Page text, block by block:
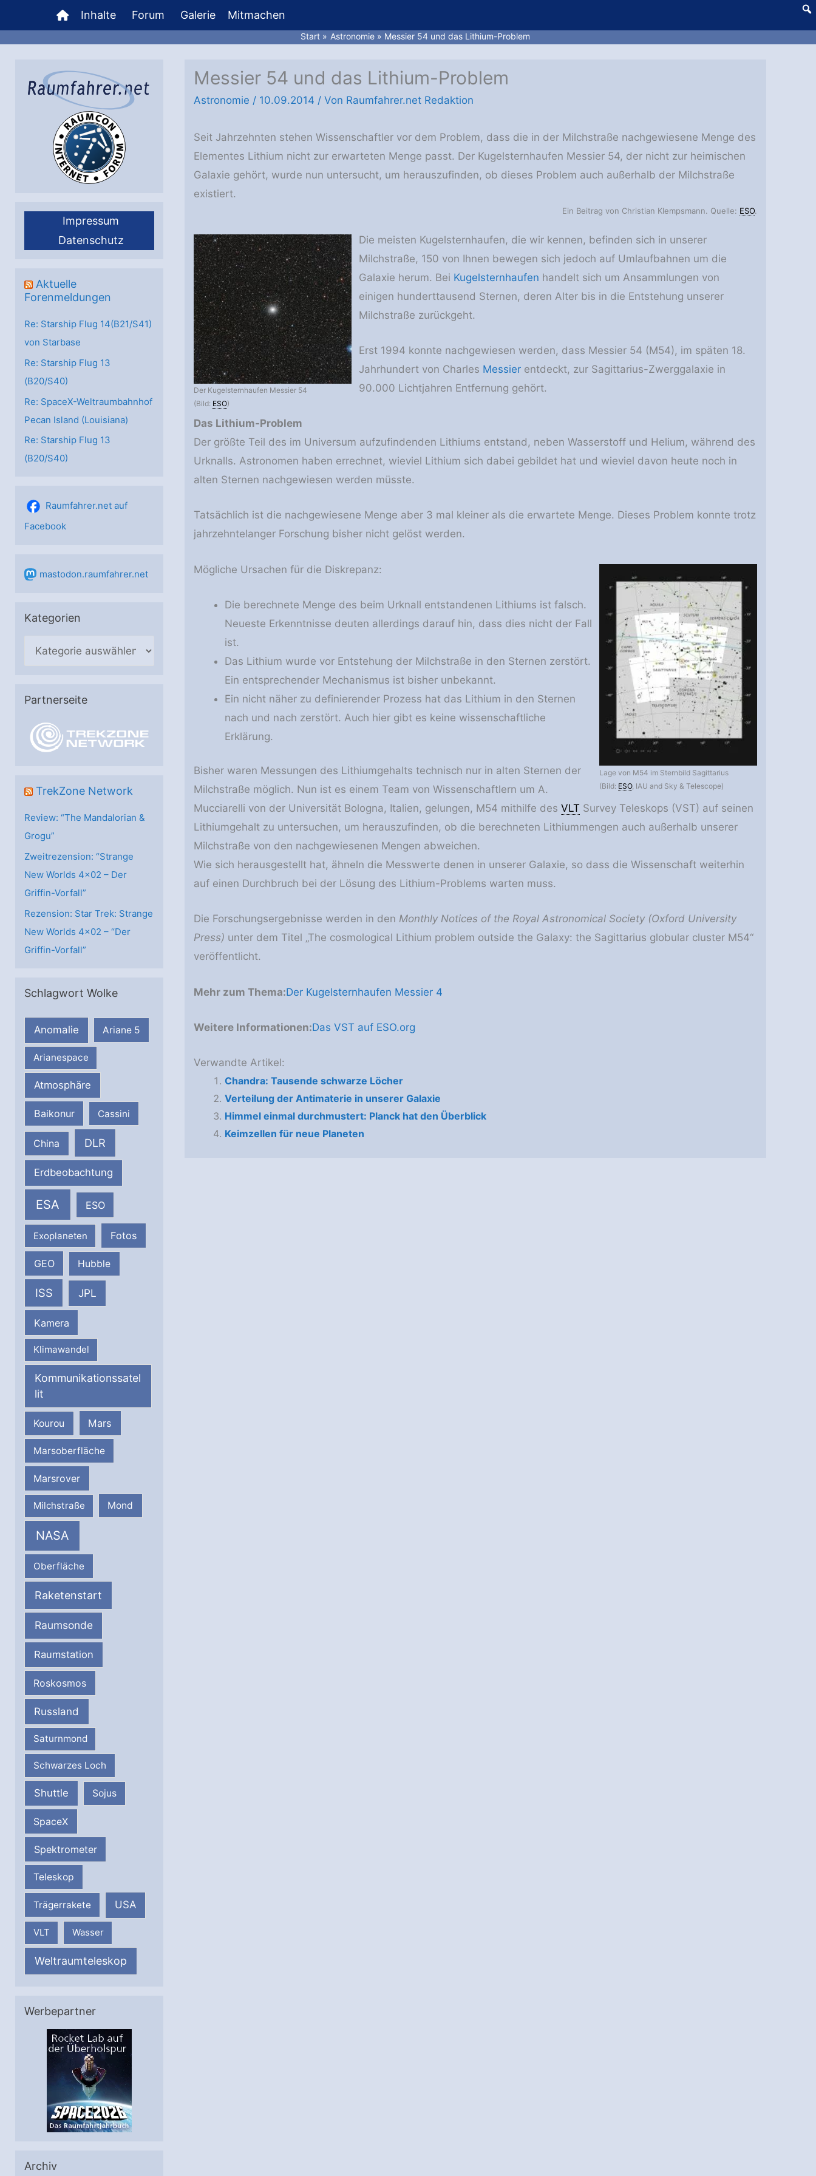
Inhalt
springen
Inhalte Forum Galerie Mitmachen
Start Astronomie Messier 54 und das Lithium-Problem
Impressum
Datenschutz
Aktuelle
Forenmeldungen
Re: Starship Flug 14(B21/S41)
von Starbase
Re: Starship Flug 13
(B20/S40)
Re: SpaceX-Weltraumbahnhof
Pecan Island (Louisiana)
Re: Starship Flug 13
(B20/S40)
Raumfahrer.net auf
Facebook
mastodon.raumfahrer.net
Kategorien
e
e
Partnerseite
TrekZone Network
Review: “The Mandalorian &
Grogu”
Zweitrezension: “Strange
New Worlds 4×02 – Der
Griffin-Vorfall”
Rezension: Star Trek: Strange
New Worlds 4×02 – “Der
Griffin-Vorfall”
Schlagwort Wolke
Anomalie Ariane 5
Arianespace
Atmosphäre
Baikonur Cassini
China DLR
Erdbeobachtung
ESA ESO
Exoplaneten Fotos
GEO Hubble
ISS JPL
Kamera
Klimawandel
Kommunikationssatel
lit
Kourou Mars
Marsoberfläche
Marsrover
Milchstraße Mond
NASA
Oberfläche
Raketenstart
Raumsonde
Raumstation
Roskosmos
Russland
Saturnmond
Schwarzes Loch
Shuttle Sojus
SpaceX
Spektrometer
Teleskop
Trägerrakete USA
VLT Wasser
Weltraumteleskop
Werbepartner
Archiv
Messier 54 und das Lithium-Problem
Astronomie / 10.09.2014 / Von Raumfahrer.net Redaktion
Seit Jahrzehnten stehen Wissenschaftler vor dem Problem, dass die in der Milchstraße nachgewiesene Menge des
Elementes Lithium nicht zur erwarteten Menge passt. Der Kugelsternhaufen Messier 54, der nicht zur heimischen
Galaxie gehört, wurde nun untersucht, um herauszufinden, ob dieses Problem auch außerhalb der Milchstraße
existiert.
Ein Beitrag von Christian Klempsmann. Quelle: ESO.
Der Kugelsternhaufen Messier 54
(Bild: ESO)
Die meisten Kugelsternhaufen, die wir kennen, befinden sich in unserer
Milchstraße, 150 von Ihnen bewegen sich jedoch auf Umlaufbahnen um die
Galaxie herum. Bei Kugelsternhaufen handelt sich um Ansammlungen von
einigen hunderttausend Sternen, deren Alter bis in die Entstehung unserer
Milchstraße zurückgeht.
Erst 1994 konnte nachgewiesen werden, dass Messier 54 (M54), im späten 18.
Jahrhundert von Charles Messierentdeckt, zur Sagittarius-Zwerggalaxie in
90.000 Lichtjahren Entfernung gehört.
Das Lithium-Problem
Der größte Teil des im Universum aufzufindenden Lithiums entstand, neben Wasserstoff und Helium, während des
Urknalls. Astronomen haben errechnet, wieviel Lithium sich dabei gebildet hat und wieviel davon heute noch in
alten Sternen nachgewiesen werden müsste.
Tatsächlich ist die nachgewiesene Menge aber 3 mal kleiner als die erwartete Menge. Dieses Problem konnte trotz
jahrzehntelanger Forschung bisher nicht gelöst werden.
Lage von M54 im Sternbild Sagittarius
(Bild: ESO, IAU and Sky & Telescope)
Mögliche Ursachen für die Diskrepanz:
Die berechnete Menge des beim Urknall entstandenen Lithiums ist falsch.
Neueste Erkenntnisse deuten allerdings darauf hin, dass dies nicht der Fall
ist.
Das Lithium wurde vor Entstehung der Milchstraße in den Sternen zerstört.
Ein entsprechender Mechanismus ist bisher unbekannt.
Ein nicht näher zu definierender Prozess hat das Lithium in den Sternen
nach und nach zerstört. Auch hier gibt es keine wissenschaftliche
Erklärung.
Bisher waren Messungen des Lithiumgehalts technisch nur in alten Sternen der
Milchstraße möglich. Nun ist es einem Team von Wissenschaftlern um A.
Mucciarelli von der Universität Bologna, Italien, gelungen, M54 mithilfe des VLT Survey Teleskops (VST) auf seinen
Lithiumgehalt zu untersuchen, um herauszufinden, ob die berechneten Lithiummengen auch außerhalb unserer
Milchstraße von den nachgewiesenen Mengen abweichen.
Wie sich herausgestellt hat, ähneln die Messwerte denen in unserer Galaxie, so dass die Wissenschaft weiterhin
auf einen Durchbruch bei der Lösung des Lithium-Problems warten muss.
Die Forschungsergebnisse werden in den Monthly Notices of the Royal Astronomical Society (Oxford University
Press) unter dem Titel „The cosmological Lithium problem outside the Galaxy: the Sagittarius globular cluster M54“
veröffentlicht.
Mehr zum Thema:Der Kugelsternhaufen Messier 4
Weitere Informationen:Das VST auf ESO.org
Verwandte Artikel:
Chandra: Tausende schwarze Löcher
Verteilung der Antimaterie in unserer Galaxie
Himmel einmal durchmustert: Planck hat den Überblick
Keimzellen für neue Planeten